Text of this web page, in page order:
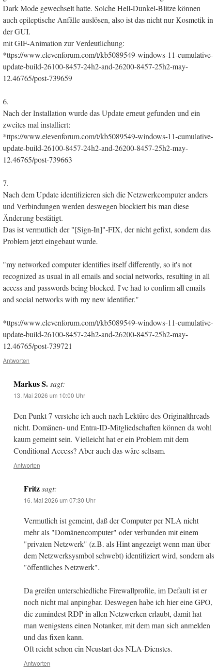
Dark Mode gewechselt hatte. Solche Hell-Dunkel-Blitze können
auch epileptische Anfälle auslösen, also ist das nicht nur Kosmetik in
der GUI.
mit GIF-Animation zur Verdeutlichung:
*ttps://www.elevenforum.com/t/kb5089549-windows-11-cumulative-
update-build-26100-8457-24h2-and-26200-8457-25h2-may-
12.46765/post-739659
6.
Nach der Installation wurde das Update erneut gefunden und ein
zweites mal installiert:
*ttps://www.elevenforum.com/t/kb5089549-windows-11-cumulative-
update-build-26100-8457-24h2-and-26200-8457-25h2-may-
12.46765/post-739663
7.
Nach dem Update identifizieren sich die Netzwerkcomputer anders
und Verbindungen werden deswegen blockiert bis man diese
Änderung bestätigt.
Das ist vermutlich der "[Sign-In]"-FIX, der nicht gefixt, sondern das
Problem jetzt eingebaut wurde.
"my networked computer identifies itself differently, so it's not
recognized as usual in all emails and social networks, resulting in all
access and passwords being blocked. I've had to confirm all emails
and social networks with my new identifier."
*ttps://www.elevenforum.com/t/kb5089549-windows-11-cumulative-
update-build-26100-8457-24h2-and-26200-8457-25h2-may-
12.46765/post-739721
Antworten
Markus S. sagt:
13. Mai 2026 um 10:00 Uhr
Den Punkt 7 verstehe ich auch nach Lektüre des Originalthreads
nicht. Domänen- und Entra-ID-Mitgliedschaften können da wohl
kaum gemeint sein. Vielleicht hat er ein Problem mit dem
Conditional Access? Aber auch das wäre seltsam.
Antworten
Fritz sagt:
16. Mai 2026 um 07:30 Uhr
Vermutlich ist gemeint, daß der Computer per NLA nicht
mehr als "Domänencomputer" oder verbunden mit einem
"privaten Netzwerk" (z.B. als Hint angezeigt wenn man über
dem Netzwerksysmbol schwebt) identifiziert wird, sondern als
"öffentliches Netzwerk".
Da greifen unterschiedliche Firewallprofile, im Default ist er
noch nicht mal anpingbar. Deswegen habe ich hier eine GPO,
die zumindest RDP in allen Netzwerken erlaubt, damit hat
man wenigstens einen Notanker, mit dem man sich anmelden
und das fixen kann.
Oft reicht schon ein Neustart des NLA-Dienstes.
Antworten